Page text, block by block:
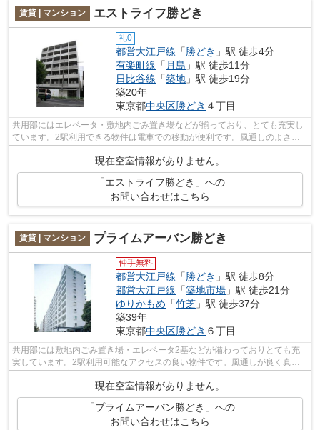
賃貸 | マンション エストライフ勝どき
礼0
都営大江戸線 「勝どき 」駅 徒歩4分
有楽町線 「 月島 」駅 徒歩11分
日比谷線 「築地 」駅 徒歩19分
築20年
東京都中央区勝どき ４丁目
共用部にはエレベータ・敷地内ごみ置き場などが揃っており、とても充実し
ています。2駅利用できる物件は電車での移動が便利です。風通しのよさが
現在空室情報がありません。
「エストライフ勝どき」への
お問い合わせはこちら
賃貸 | マンション プライムアーバン勝どき
仲手無料
都営大江戸線 「 勝どき 」駅 徒歩8分
都営大江戸線 「築地市場 」駅 徒歩21分
ゆりかもめ 「竹芝 」駅 徒歩37分
築39年
東京都中央区勝どき ６丁目
共用部には敷地内ごみ置き場・エレベータ2基などが備わっておりとても充
実しています。2駅利用可能なアクセスの良い物件です。風通しが良く真夏
の暑い日も快適に過ごせる物件です。朝...
現在空室情報がありません。
「プライムアーバン勝どき」への
お問い合わせはこちら